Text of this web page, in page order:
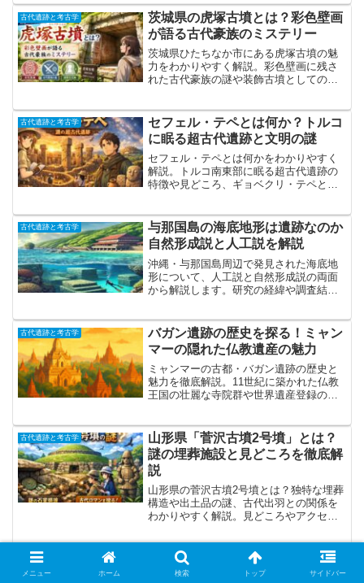
古代遺跡と考古学
茨城県の虎塚古墳とは？彩色壁画
が語る古代豪族のミステリー
茨城県ひたちなか市にある虎塚古墳の魅
力をわかりやすく解説。彩色壁画に残さ
れた古代豪族の謎や装飾古墳としての特
す。
古代遺跡と考古学
セフェル・テペとは何か？トルコ
に眠る超古代遺跡と文明の謎
セフェル・テペとは何かをわかりやすく
解説。トルコ南東部に眠る超古代遺跡の
特徴や見どころ、ギョベクリ・テペとの
古代遺跡と考古学
与那国島の海底地形は遺跡なのか
自然形成説と人工説を解説
沖縄・与那国島周辺で発見された海底地
形について、人工説と自然形成説の両面
から解説します。研究の経緯や調査結果
古代遺跡と考古学
バガン遺跡の歴史を探る！ミャン
マーの隠れた仏教遺産の魅力
ミャンマーの古都・バガン遺跡の歴史と
魅力を徹底解説。11世紀に築かれた仏教
王国の壮麗な寺院群や世界遺産登録の背
史が息づく神秘の地へ旅するためのガイ
ド。
古代遺跡と考古学
山形県「菅沢古墳2号墳」とは？
謎の埋葬施設と見どころを徹底解
説
山形県の菅沢古墳2号墳とは？独特な埋葬
構造や出土品の謎、古代出羽との関係を
わかりやすく解説。見どころやアクセス
丁寧に紹介します。
メニュー ホーム 検索 トップ サイドバー